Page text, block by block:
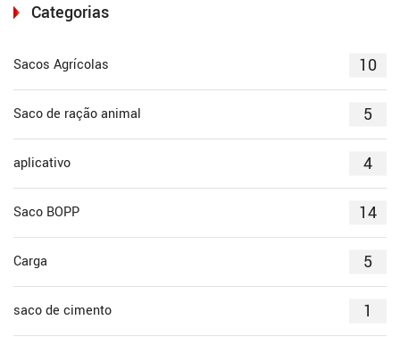
Categorias
Sacos Agrícolas 10
Saco de ração animal 5
aplicativo 4
Saco BOPP 14
Carga 5
saco de cimento 1